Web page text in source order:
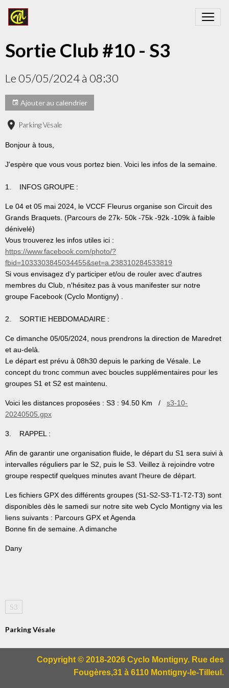
Sortie Club #10 - S3
Le 05/05/2024à 08:30
Ajouter au calendrier
Parking Vésale
Bonjour à tous,
J'espère que vous vous portez bien. Voici les infos de la semaine.
1. INFOS GROUPE :
Le 04 et 05 mai 2024, le VCCF Fleurus organise son Circuit des
Grands Braquets. (Parcours de 27k- 50k -75k -92k -109k à faible
dénivelé)
Vous trouverez les infos utiles ici :
https://www.facebook.com/photo/?
fbid=1033303845034455&set=a.238310284533819
Si vous envisagez d'y participer et/ou de rouler avec d'autres
membres du Club, n'hésitez pas à vous manifester sur notre
groupe Facebook (Cyclo Montigny) .
2. SORTIE HEBDOMADAIRE :
Ce dimanche 05/05/2024, nous prendrons la direction de Maredret
et au-delà.
Le départ est prévu à 08h30 depuis le parking de Vésale. Le
concept du tronc commun avec boucles supplémentaires pour les
groupes S1 et S2 est maintenu.
Voici les distances proposées : S3 : 94.50 Km / s3-10-
20240505.gpx
3. RAPPEL :
Afin de garantir une organisation fluide, le départ du S1 sera suivi à
intervalles réguliers par le S2, puis le S3. Veillez à rejoindre votre
groupe respectif quelques minutes avant l'heure de départ.
Les fichiers GPX des différents groupes (S1-S2-S3-T1-T2-T3) sont
disponibles dès le samedi sur notre site web Cyclo Montigny via les
liens suivants : Parcours GPX et Agenda
Bonne fin de semaine. A dimanche
Dany
S3
Parking Vésale
Copyright © 2018-2026 Cyclo Montigny. Rue des
Fougères,31 à 6110 Montigny-le-Tilleul.